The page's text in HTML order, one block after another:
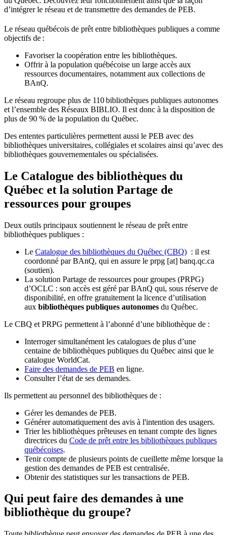
d’intégrer le réseau et de transmettre des demandes de PEB.
Le réseau québécois de prêt entre bibliothèques publiques a comme
objectifs de :
Favoriser la coopération entre les bibliothèques.
Offrir à la population québécoise un large accès aux
ressources documentaires, notamment aux collections de
BAnQ.
Le réseau regroupe plus de 110bibliothèques publiques autonomes
et l’ensemble des Réseaux BIBLIO. Il est donc à la disposition de
plus de 90 % de la population du Québec.
Des ententes particulières permettent aussi le PEB avec des
bibliothèques universitaires, collégiales et scolaires ainsi qu’avec des
bibliothèques gouvernementales ou spécialisées.
Le Catalogue des bibliothèques du
Québec et la solution Partage de
ressources pour groupes
Deux outils principaux soutiennent le réseau de prêt entre
bibliothèques publiques :
Le Catalogue des bibliothèques du Québec (CBQ) : il est
coordonné par BAnQ, qui en assure le prpg [at] banq.qc.ca
(soutien).
La solution Partage de ressources pour groupes (PRPG)
d’OCLC : son accès est géré par BAnQ qui, sous réserve de
disponibilité, en offre gratuitement la licence d’utilisation
aux bibliothèques publiques autonomes du Québec.
Le CBQ et PRPG permettent à l’abonné d’une bibliothèque de :
Interroger simultanément les catalogues de plus d’une
centaine de bibliothèques publiques du Québec ainsi que le
catalogue WorldCat.
Faire des demandes de PEB en ligne.
Consulter l’état de ses demandes.
Ils permettent au personnel des bibliothèques de :
Gérer les demandes de PEB.
Générer automatiquement des avis à l'intention des usagers.
Trier les bibliothèques prêteuses en tenant compte des lignes
directrices du Code de prêt entre les bibliothèques publiques
québécoises.
Tenir compte de plusieurs points de cueillette même lorsque la
gestion des demandes de PEB est centralisée.
Obtenir des statistiques sur les transactions de PEB.
Qui peut faire des demandes à une
bibliothèque du groupe?